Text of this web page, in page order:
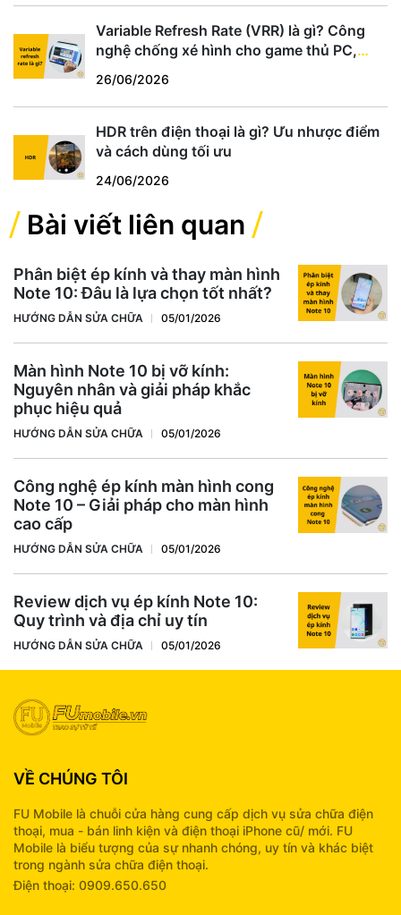
Variable Refresh Rate (VRR) là gì? Công
nghệ chống xé hình cho game thủ PC,
PS5, Xbox
26/06/2026
HDR trên điện thoại là gì? Ưu nhược điểm
và cách dùng tối ưu
24/06/2026
Bài viết liên quan
Phân biệt ép kính và thay màn hình
Note 10: Đâu là lựa chọn tốt nhất?
HƯỚNG DẪN SỬA CHỮA 05/01/2026
Màn hình Note 10 bị vỡ kính:
Nguyên nhân và giải pháp khắc
phục hiệu quả
HƯỚNG DẪN SỬA CHỮA 05/01/2026
Công nghệ ép kính màn hình cong
Note 10 – Giải pháp cho màn hình
cao cấp
HƯỚNG DẪN SỬA CHỮA 05/01/2026
Review dịch vụ ép kính Note 10:
Quy trình và địa chỉ uy tín
HƯỚNG DẪN SỬA CHỮA 05/01/2026
VỀ CHÚNG TÔI
FU Mobile là chuỗi cửa hàng cung cấp dịch vụ sửa chữa điện
thoại, mua - bán linh kiện và điện thoại iPhone cũ/ mới. FU
Mobile là biểu tượng của sự nhanh chóng, uy tín và khác biệt
trong ngành sửa chữa điện thoại.
Điện thoại: 0909.650.650